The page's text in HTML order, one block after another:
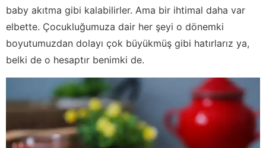
baby akıtma gibi kalabilirler. Ama bir ihtimal daha var
elbette. Çocukluğumuza dair her şeyi o dönemki
boyutumuzdan dolayı çok büyükmüş gibi hatırlarız ya,
belki de o hesaptır benimki de.